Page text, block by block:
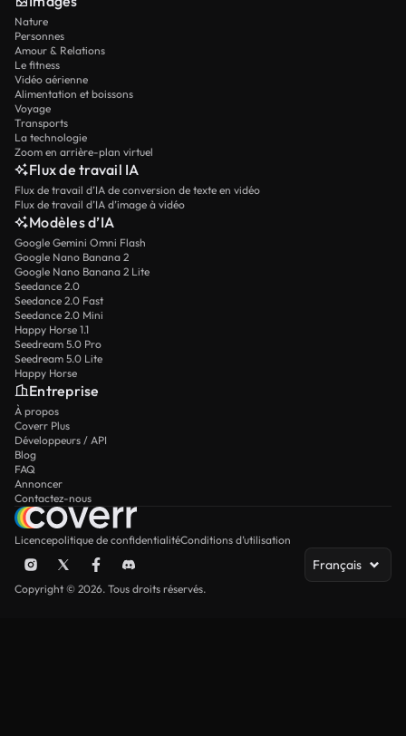
Nature
Personnes
Amour & Relations
Le fitness
Vidéo aérienne
Alimentation et boissons
Voyage
Transports
La technologie
Zoom en arrière-plan virtuel
Flux de travail IA
Flux de travail d’IA de conversion de texte en vidéo
Flux de travail d’IA d’image à vidéo
Modèles d’IA
Google Gemini Omni Flash
Google Nano Banana 2
Google Nano Banana 2 Lite
Seedance 2.0
Seedance 2.0 Fast
Seedance 2.0 Mini
Happy Horse 1.1
Seedream 5.0 Pro
Seedream 5.0 Lite
Happy Horse
Entreprise
À propos
Coverr Plus
Développeurs / API
Blog
FAQ
Annoncer
Contactez-nous
Licencepolitique de confidentialitéConditions d’utilisation
Français
Copyright © 2026. Tous droits réservés.